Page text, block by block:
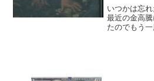
いつかは忘
最近の金高
たのでもう